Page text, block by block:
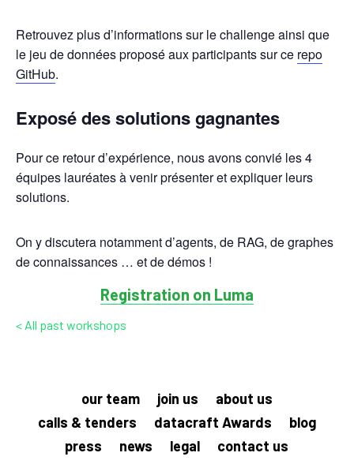
Retrouvez plus d’informations sur le challenge ainsi que
le jeu de données proposé aux participants sur ce repo
GitHub.
Exposé des solutions gagnantes
Pour ce retour d’expérience, nous avons convié les 4
équipes lauréates à venir présenter et expliquer leurs
solutions.
On y discutera notamment d’agents, de RAG, de graphes
de connaissances … et de démos !
Registration on Luma
< All past workshops
our team join us
about us
calls & tenders
datacraft Awards
blog
press
news legal contact us